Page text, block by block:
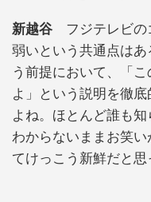
新越谷 フジテレビ
弱いという共通点は
う前提において、「
よ」という説明を徹
よね。ほとんど誰も
わからないままお笑
てけっこう新鮮だと思